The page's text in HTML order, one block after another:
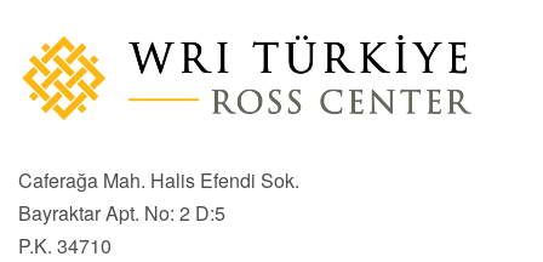
Caferağa Mah. Halis Efendi Sok.
Bayraktar Apt. No: 2 D:5
P.K. 34710